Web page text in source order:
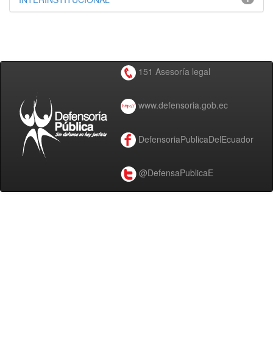
151 Asesoría legal
www.defensoria.gob.ec
DefensoriaPublicaDelEcuador
@DefensaPublicaE